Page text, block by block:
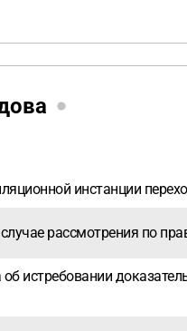
инстанции
рассмотрения по
истребовании